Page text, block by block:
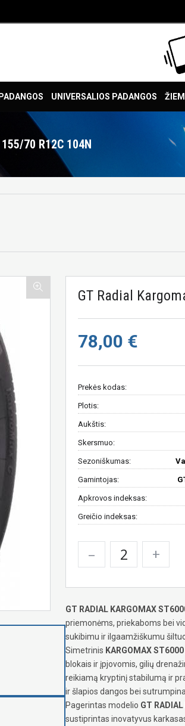
UNIVERSALIOS PADANGOS
70 R12C 104N
GT Radial
78,00 €
Prekės kodas:
Plotis:
Aukštis:
Skersmuo:
Sezoniškumas:
Gamintojas:
Apkrovos indeksas:
Greičio indeksas:
– +
GT RADIAL KARGOMAX
priemonėms, priekaboms bei
sukibimu ir ilgaamžiškumu
Simetrinis KARGOMAX ST6000
blokais ir įpjovomis, gilių
reikiamą kryptinį stabilumą ir
ir šlapios dangos bei
Pagerintas modelio GT
sustiprintas inovatyvus